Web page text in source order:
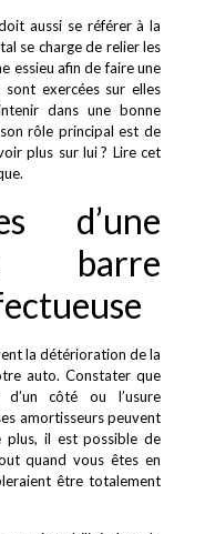
aussi se référer à la
se charge de relier les
essieu afin de faire une
exercées sur elles
dans une bonne
rôle principal est de
plus sur lui ? Lire cet
d’une
barre
la détérioration de la
auto. Constater que
côté ou l’usure
amortisseurs peuvent
plus, il est possible de
quand vous êtes en
être totalement